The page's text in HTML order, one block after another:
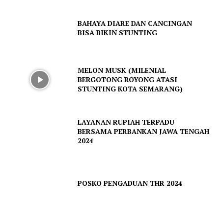
BAHAYA DIARE DAN CANCINGAN
BISA BIKIN STUNTING
MELON MUSK (MILENIAL
BERGOTONG ROYONG ATASI
STUNTING KOTA SEMARANG)
LAYANAN RUPIAH TERPADU
BERSAMA PERBANKAN JAWA TENGAH
2024
POSKO PENGADUAN THR 2024